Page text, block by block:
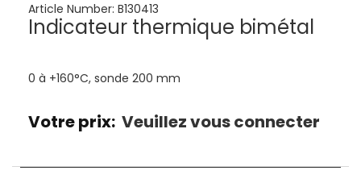
Article Number: B130413
Indicateur thermique bimétal
0 à +160°C, sonde 200 mm
Votre prix: Veuillez vous connecter